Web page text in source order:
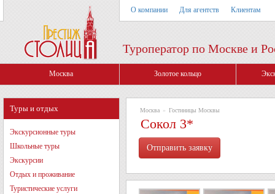
О компании Для агентств Клиентам
Туроператор по Москве и
Москва Золотое кольцо
Туры и отдых
Экскурсионные туры
Школьные туры
Экскурсии
Отдых и проживание
Туристические услуги
Москва » Гостиницы Москвы
Сокол 3*